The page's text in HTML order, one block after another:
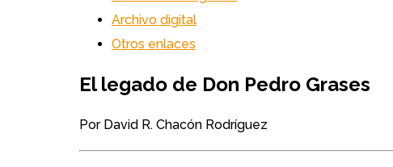
Archivo digital
Otros enlaces
El legado de Don Pedro Grases
Por David R. Chacón Rodríguez